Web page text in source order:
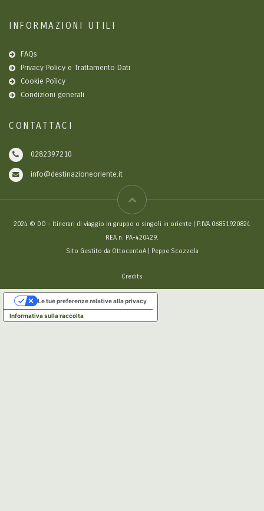
INFORMAZIONI UTILI
FAQs
Privacy Policy e Trattamento Dati
Cookie Policy
Condizioni generali
CONTATTACI
0282397210
info@destinazioneoriente.it
2024 © DO - Itinerari di viaggio in gruppo o singoli in oriente | P.IVA 06851920824
REA n. PA-420429.
Sito Gestito da OttocentoA | Peppe Scozzola
Credits
Informativa sulla raccolta
Le tue preferenze relative alla privacy